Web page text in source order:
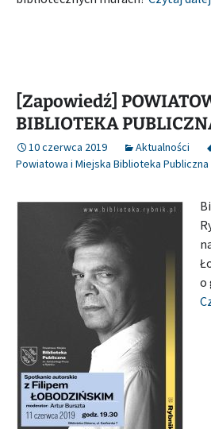
[Zapowiedź]
BIBLIOTEKA
10 czerwca 2019 Aktualności
Powiatowa i Miejska Biblioteka Publiczna
o